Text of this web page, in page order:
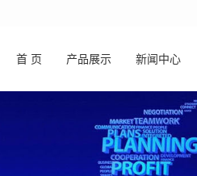
首 页 产品展示 新闻中心